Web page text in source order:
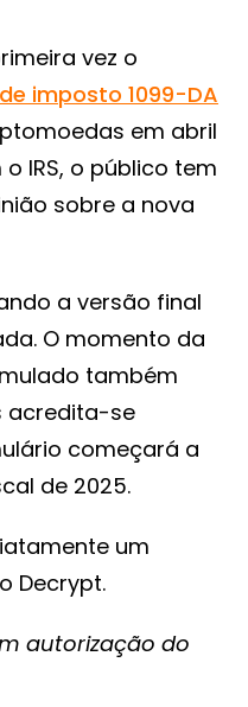
vez o
imposto 1099-DA
em abril
IRS, o público tem
sobre a nova
a versão final
O momento da
também
acredita-se
começará a
de 2025.
um
Decrypt.
autorização do